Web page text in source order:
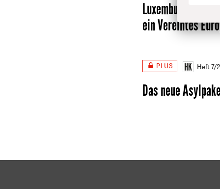
Luxemburgs
ein Vereintes
PLUS Heft 7/
Das neue